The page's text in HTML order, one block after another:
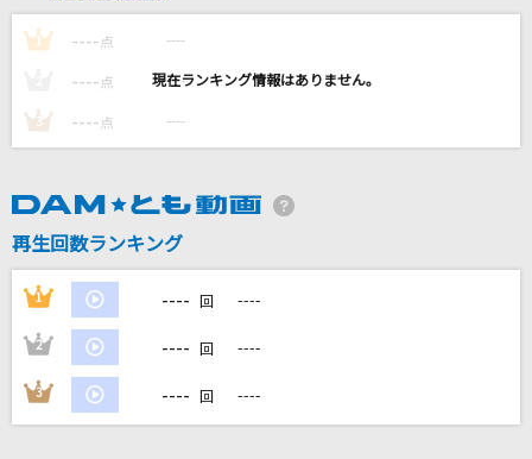
セメテモノダンス
Chevon
ルル
御祭騒ぎ
DAMの新曲・ランキングなど
1 ---- 点 ----
---- 点 ----
3 ---- 点 ----
再生回数ランキング
1 ---- 回 ----
2 ---- 回 ----
3 ---- 回 ----